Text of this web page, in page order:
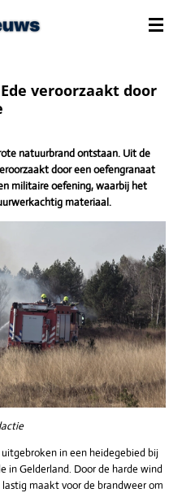
veroorzaakt door
natuurbrand ontstaan. Uit de
door een oefengranaat
militaire oefening, waarbij het
materiaal.
in een heidegebied bij
in Gelderland. Door de harde wind
maakt voor de brandweer om